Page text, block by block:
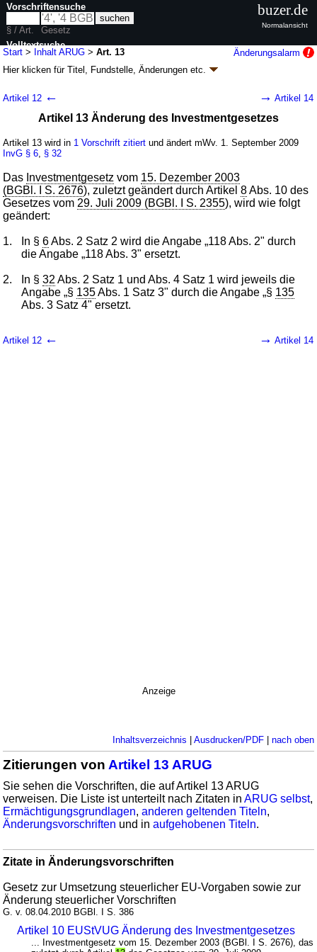
Start > Inhalt ARUG >Art. 13
Änderungsalarm
Hier klicken fürTitel, Fundstelle, Änderungen etc.
Aktionärsrechterichtlinie (ARUG)
G. v. 30.07.2009 BGBl. I S. 2479(Nr. 50 ); Geltung ab 01.09.2009,
19 Änderungen | Drucksachen / Entwurf / Begründung |
Artikel 12 ← → Artikel 14
Artikel 13 Änderung des Investmentgesetzes
Artikel 13 wird in 1 Vorschrift zitiert und ändert mWv. 1. September 2009
InvG § 6 § 32
Das Investmentgesetz vom 15. Dezember 2003
(BGBl. I S. 2676), zuletzt geändert durch Artikel8Abs. 10 des
Gesetzes vom 29. Juli 2009 (BGBl. I S. 2355), wird wie folgt
geändert:
1. In §6Abs. 2 Satz 2 wird die Angabe „118 Abs. 2" durch
die Angabe „118 Abs. 3" ersetzt.
2. In §32 Abs. 2 Satz 1 und Abs. 4 Satz 1 wird jeweils die
Angabe „§ 135Abs. 1 Satz 3" durch die Angabe „§ 135
Abs. 3 Satz 4" ersetzt.
Artikel 12 ← → Artikel 14
Anzeige
Inhaltsverzeichnis | Ausdrucken/PDF| nach oben
Zitierungen von Artikel 13 ARUG
Sie sehen die Vorschriften, die auf Artikel 13 ARUG
verweisen. Die Liste ist unterteilt nach Zitaten inARUG selbst,
Ermächtigungsgrundlagen,anderen geltenden Titeln,
Änderungsvorschriften und inaufgehobenen Titeln.
Zitate in Änderungsvorschriften
Gesetz zur Umsetzung steuerlicher EU-Vorgaben sowie zur
Änderung steuerlicher Vorschriften
G. v. 08.04.2010 BGBl. I S. 386
Artikel 10 EUStVUG Änderung des Investmentgesetzes
... Investmentgesetz vom 15. Dezember 2003 (BGBl. I S. 2676), das
Vorschriftensuche
§ / Art.
Gesetz
Volltextsuche
nur in ARUG
buzer.de
Normalansicht